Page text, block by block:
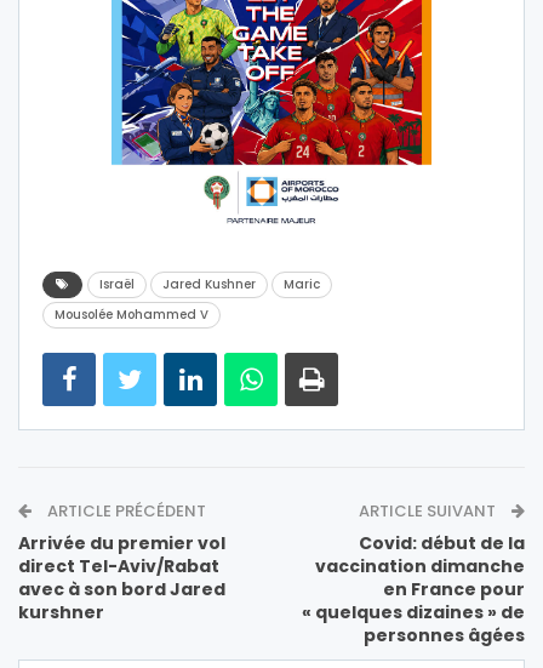
Israël Jared Kushner
Maric
Mousolée Mohammed V
ARTICLE PRÉCÉDENT
Arrivée du premier vol
direct Tel-Aviv/Rabat
avec à son bord Jared
kurshner
ARTICLE SUIVANT
Covid: début de la
vaccination dimanche
en France pour
« quelques dizaines » de
personnes âgées